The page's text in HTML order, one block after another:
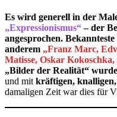
Es wird generell in der
„Expressionismus“ – der
angesprochen.
anderem „Franz Marc,
Matisse, Oskar
„Bilder der Realität“
und mitkräftigen,
damaligen Zeit war dies für